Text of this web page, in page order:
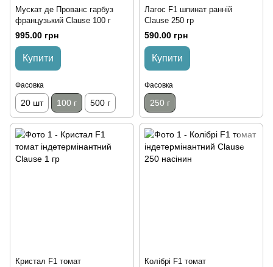
Мускат де Прованс гарбуз
французький Clause 100 г
995.00 грн
Купити
Фасовка
20 шт 100 г 500 г
Лагос F1 шпинат ранній
Clause 250 гр
590.00 грн
Купити
Фасовка
250 г
Кристал F1 томат
Колібрі F1 томат